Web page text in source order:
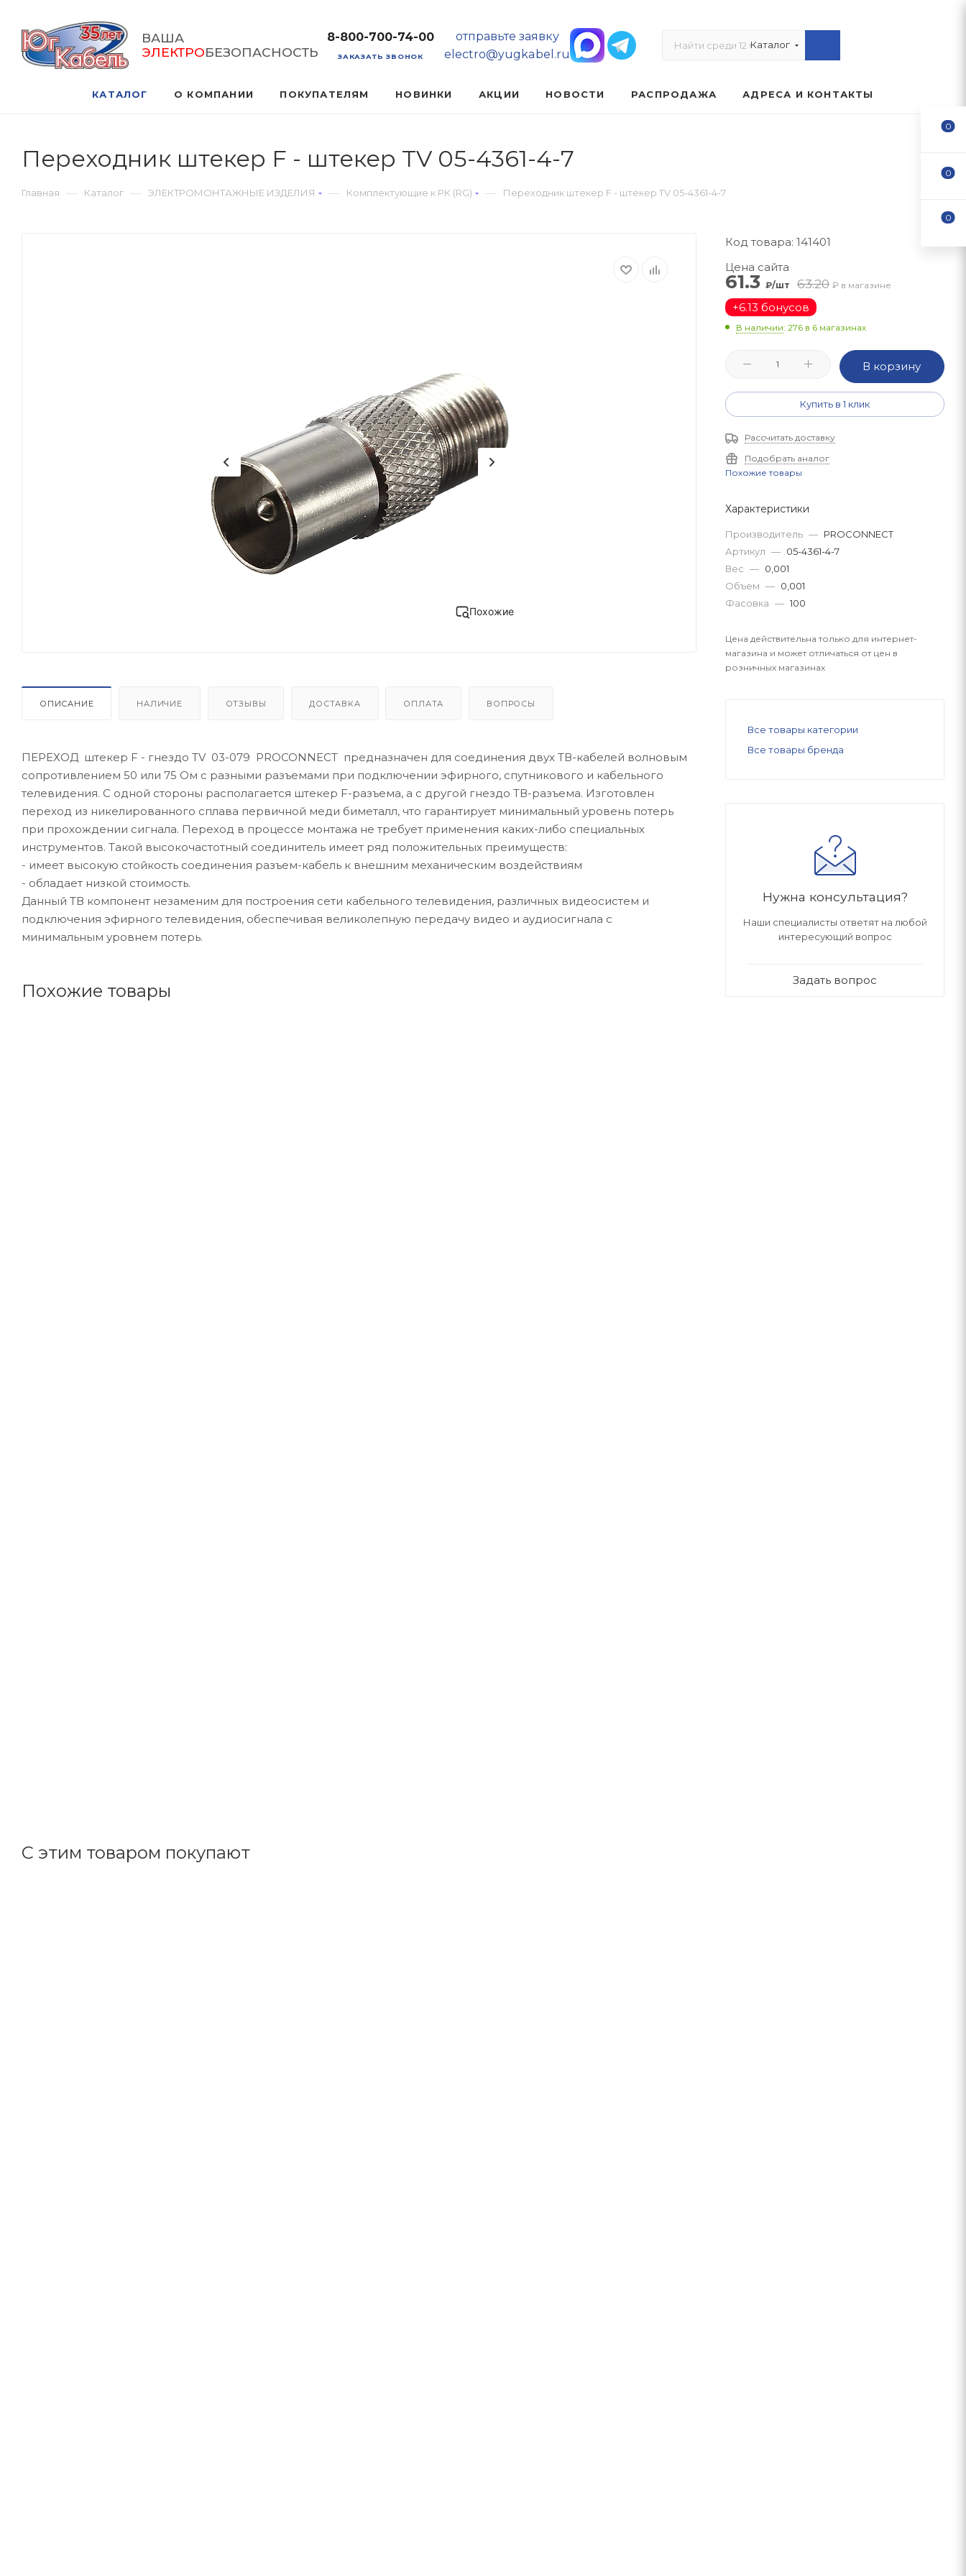
ВАША
ЭЛЕКТРОБЕЗОПАСНОСТЬ
8-800-700-74-00
ЗАКАЗАТЬ ЗВОНОК
отправьте заявку
electro@yugkabel.ru
Каталог
КАТАЛОГ О КОМПАНИИ ПОКУПАТЕЛЯМ НОВИНКИ АКЦИИ НОВОСТИ РАСПРОДАЖА АДРЕСА И КОНТАКТЫ
Переходник штекер F - штекер TV 05-4361-4-7
Главная — Каталог — ЭЛЕКТРОМОНТАЖНЫЕ ИЗДЕЛИЯ — Комплектующие к РК (RG) — Переходник штекер F - штекер TV 05-4361-4-7
Похожие
ОПИСАНИЕ НАЛИЧИЕ ОТЗЫВЫ ДОСТАВКА ОПЛАТА ВОПРОСЫ
ПЕРЕХОД штекер F - гнездо TV 03-079 PROCONNECT предназначен для соединения двух ТВ-кабелей волновым
сопротивлением 50 или 75 Ом с разными разъемами при подключении эфирного, спутникового и кабельного
телевидения. С одной стороны располагается штекер F-разъема, а с другой гнездо ТВ-разъема. Изготовлен
переход из никелированного сплава первичной меди биметалл, что гарантирует минимальный уровень потерь
при прохождении сигнала. Переход в процессе монтажа не требует применения каких-либо специальных
инструментов. Такой высокочастотный соединитель имеет ряд положительных преимуществ:
- имеет высокую стойкость соединения разъем-кабель к внешним механическим воздействиям
- обладает низкой стоимость.
Данный ТВ компонент незаменим для построения сети кабельного телевидения, различных видеосистем и
подключения эфирного телевидения, обеспечивая великолепную передачу видео и аудиосигнала с
минимальным уровнем потерь.
Похожие товары
С этим товаром покупают
Код товара: 141401
Цена сайта
61.3 ₽/шт 63.20 ₽ в магазине
+6.13 бонусов
В наличии: 276 в 6 магазинах
В корзину
Купить в 1 клик
Рассчитать доставку
Подобрать аналог
Похожие товары
Характеристики
Производитель — PROCONNECT
Артикул — 05-4361-4-7
Вес — 0,001
Объем — 0,001
Фасовка — 100
Цена действительна только для интернет-
магазина и может отличаться от цен в
розничных магазинах
Все товары категории
Все товары бренда
Нужна консультация?
Наши специалисты ответят на любой
интересующий вопрос
Задать вопрос
0
0
0